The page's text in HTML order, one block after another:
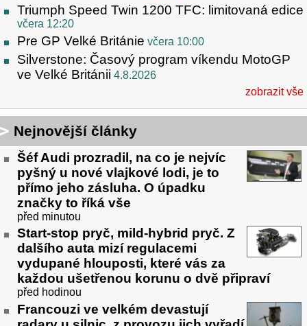
Triumph Speed Twin 1200 TFC: limitovaná edice
včera 12:20
Pre GP Velké Británie včera 10:00
Silverstone: Časový program víkendu MotoGP
ve Velké Británii 4.8.2026
zobrazit vše
Nejnovější články
Šéf Audi prozradil, na co je nejvíc
pyšný u nové vlajkové lodi, je to
přímo jeho zásluha. O úpadku
značky to říká vše
před minutou
Start-stop pryč, mild-hybrid pryč. Z
dalšího auta mizí regulacemi
vydupané hlouposti, které vás za
každou ušetřenou korunu o dvě připraví
před hodinou
Francouzi ve velkém devastují